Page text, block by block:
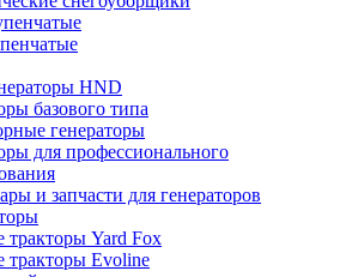
HND
базового типа
генераторы
для профессионального
и запчасти для генераторов
тракторы Yard Fox
тракторы Evoline